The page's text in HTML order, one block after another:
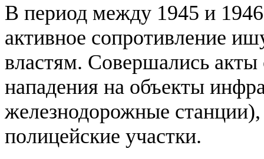
В период между 1945 и
активное сопротивление
властям. Совершались
нападения на объекты
железнодорожные
полицейские участки.